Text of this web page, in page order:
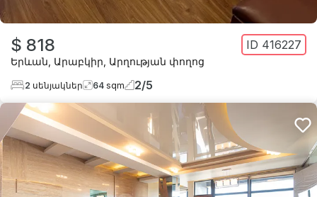
$ 818 ID 416227
Երևան Արաբկիր Արղության փողոց
2 սենյակներ 64 sqm 2/5